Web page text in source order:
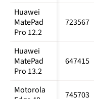
Huawei
MatePad
Pro 12.2
723567
Huawei
MatePad
Pro 13.2
647415
Motorola
745703